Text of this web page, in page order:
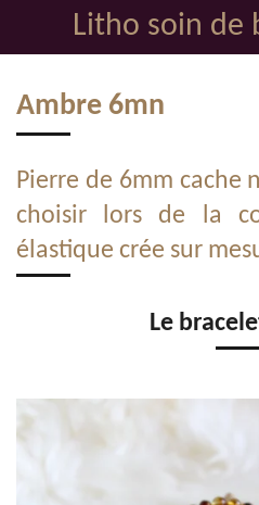
au
principal
Litho soin de
Ambre 6mn
Pierre de 6mm
choisir lors de la
élastique crée sur
Le